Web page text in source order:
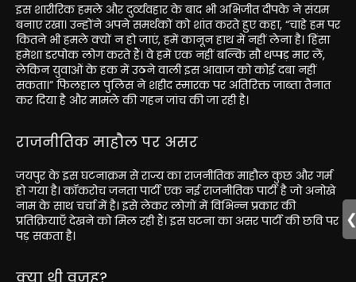
इस शारीरिक हमले और दुर्व्यवहार के बाद भी अभिजीत दीपके ने संयम
बनाए रखा। उन्होंने अपने समर्थकों को शांत करते हुए कहा, “चाहे हम पर
कितने भी हमले क्यों न हो जाएं, हमें कानून हाथ में नहीं लेना है। हिंसा
हमेशा डरपोक लोग करते हैं। वे हमें एक नहीं बल्कि सौ थप्पड़ मार लें,
लेकिन युवाओं के हक में उठने वाली इस आवाज को कोई दबा नहीं
सकता।” फिलहाल पुलिस ने शहीद स्मारक पर अतिरिक्त जाब्ता तैनात
कर दिया है और मामले की गहन जांच की जा रही है।
राजनीतिक माहौल पर असर
जयपुर के इस घटनाक्रम से राज्य का राजनीतिक माहौल कुछ और गर्म
हो गया है। कॉकरोच जनता पार्टी एक नई राजनीतिक पार्टी है जो अनोखे
नाम के साथ चर्चा में है। इसे लेकर लोगों में विभिन्न प्रकार की
प्रतिक्रियाएँ देखने को मिल रही हैं। इस घटना का असर पार्टी की छवि पर
पड़ सकता है।
क्या थी वजह?